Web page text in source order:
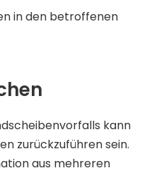
in den betroffenen
kann
zurückzuführen sein.
aus mehreren